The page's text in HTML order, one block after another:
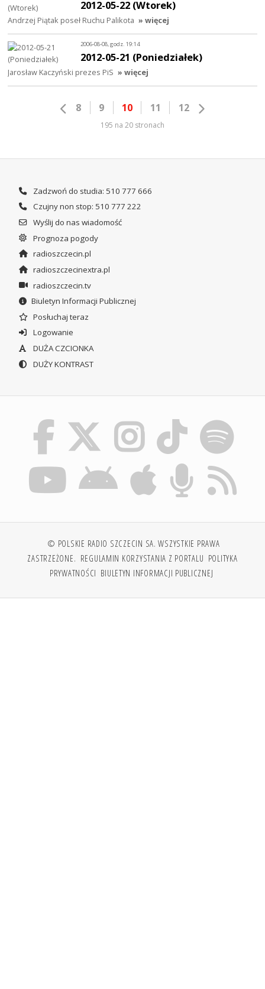
2012-05-22 (Wtorek)
Andrzej Piątak poseł Ruchu Palikota » więcej
2006-08-08, godz. 19:14
2012-05-21 (Poniedziałek)
Jarosław Kaczyński prezes PiS » więcej
8 9 10 11 12
195 na 20 stronach
Zadzwoń do studia: 510 777 666
Czujny non stop: 510 777 222
Wyślij do nas wiadomość
Prognoza pogody
radioszczecin.pl
radioszczecinextra.pl
radioszczecin.tv
Biuletyn Informacji Publicznej
Posłuchaj teraz
Logowanie
DUŻA CZCIONKA
DUŻY KONTRAST
© POLSKIE RADIO SZCZECIN SA. WSZYSTKIE PRAWA
ZASTRZEŻONE. REGULAMIN KORZYSTANIA Z PORTALU POLITYKA
PRYWATNOŚCI BIULETYN INFORMACJI PUBLICZNEJ